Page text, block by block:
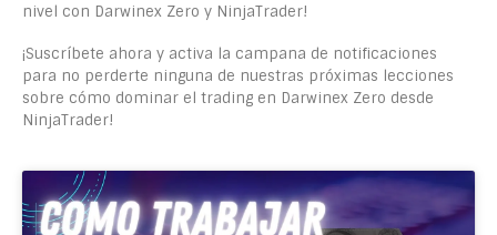
nivel con Darwinex Zero y NinjaTrader!
¡Suscríbete ahora y activa la campana de notificaciones
para no perderte ninguna de nuestras próximas lecciones
sobre cómo dominar el trading en Darwinex Zero desde
NinjaTrader!